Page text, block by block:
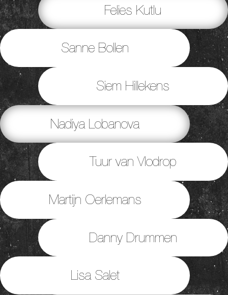
Felies Kutlu
Sanne Bollen
Siem Hillekens
Nadiya Lobanova
Tuur van Vlodrop
Martijn Oerlemans
Danny Drummen
Lisa Salet